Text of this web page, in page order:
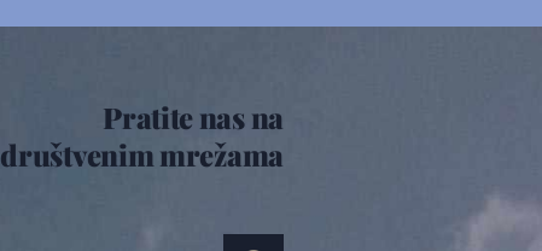
Pratite nas na
društvenim mrežama